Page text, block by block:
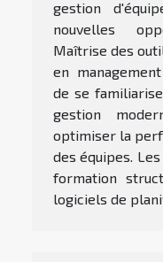
gestion
nouvelles
Maîtrise des
en
de se
gestion
optimiser la
des équipes.
formation
logiciels de